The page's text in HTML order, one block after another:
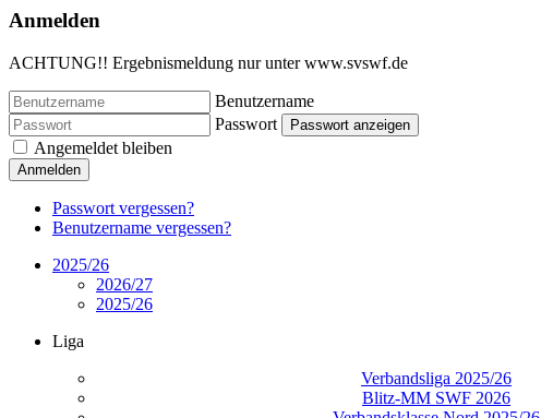
Anmelden
ACHTUNG!! Ergebnismeldung nur unter www.svswf.de
Benutzername
Passwort
Passwort anzeigen
Angemeldet bleiben
Anmelden
Passwort vergessen?
Benutzername vergessen?
2025/26
2026/27
2025/26
Liga
Verbandsliga 2025/26
Blitz-MM SWF 2026